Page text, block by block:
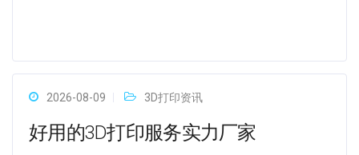
2026-08-09 3D打印资讯
好用的3D打印服务实力厂家